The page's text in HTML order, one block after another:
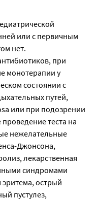
или с первичным
нет.
при
монотерапии у
состоянии с
путей,
или при подозрении
теста на
нежелательные
Джонсона,
лекарственная
синдромами
острый
пустулез,